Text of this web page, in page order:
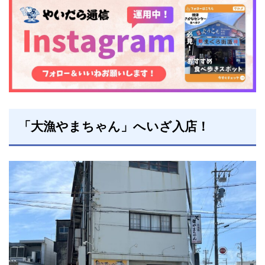
「 大漁やまちゃん」へいざ入店！